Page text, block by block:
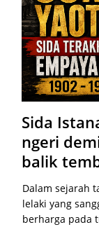
Sida
ngeri
balik
Dalam sejarah
lelaki yang
berharga pada